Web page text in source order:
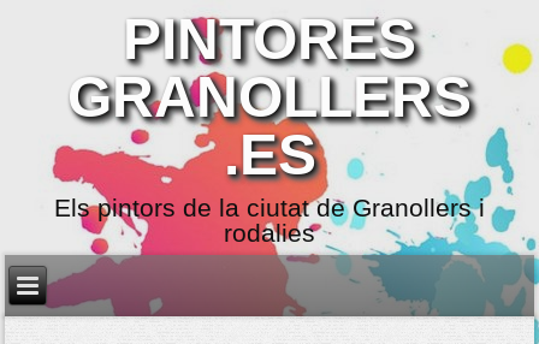
PINTORES
GRANOLLERS
.ES
Els pintors de la ciutat de Granollers i
rodalies